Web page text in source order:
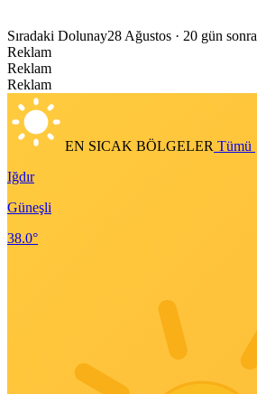
Sıradaki Dolunay28 Ağustos · 20 gün sonra
Reklam
Reklam
Reklam
EN SICAK BÖLGELER Tümü
Iğdır
Güneşli
38.0°